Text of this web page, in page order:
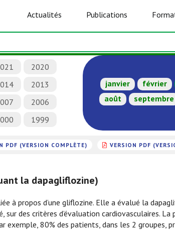
Actualités Publications
2020
2013
2006
1999
janvier février
août
septembre
PDF (VERSION COMPLÈTE) VERSION PDF
la dapagliflozine)
à propos d’une gliflozine. Elle a évalué la
des critères d’évaluation cardiovasculaires. La
exemple, 80% des patients, dans les 2 groupes,